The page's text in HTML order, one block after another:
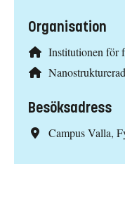
Organisation
Institutionen för
Besöksadress
Campus Valla,